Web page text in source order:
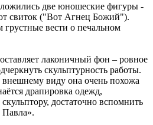
две юношеские фигуры -
свиток ("Вот Агнец Божий").
вести о печальном
лаконичный фон – ровное
скульптурность работы.
внешнему виду она очень похожа
драпировка одежд,
достаточно вспомнить
Павла».